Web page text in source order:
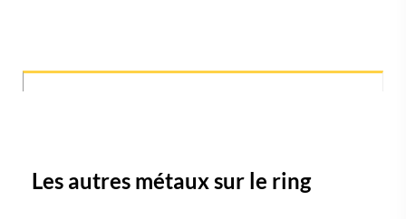
Les autres métaux sur le ring